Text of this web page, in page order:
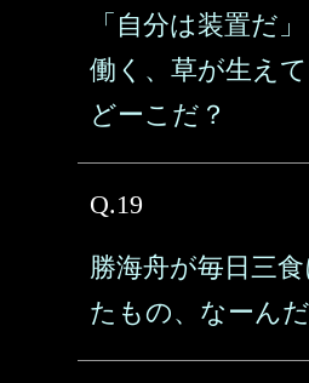
「自分は装置だ
働く、草が生えて
どーこだ？
Q.19
勝海舟が毎日三
たもの、なーんだ